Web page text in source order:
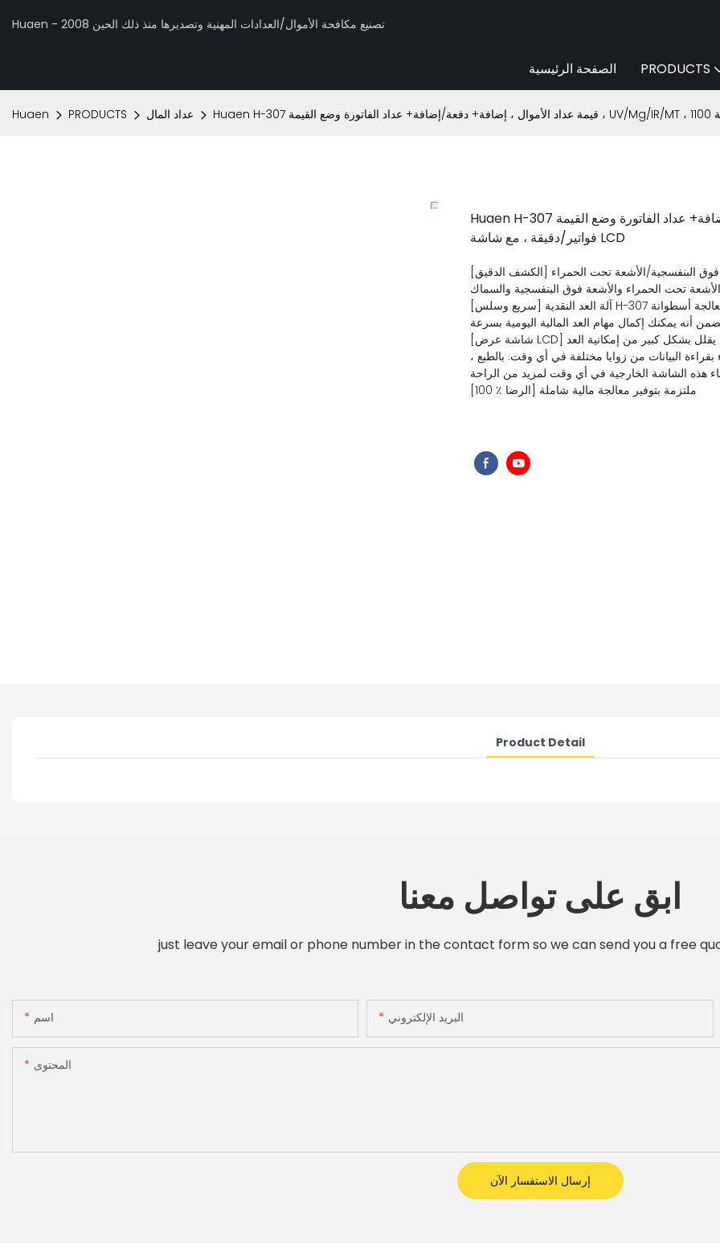
Huaen - تصنيع مكافحة الأموال/العدادات المهنية وتصديرها منذ ذلك الحين 2008
الصفحة الرئيسية PRODUCTS
Huaen PRODUCTS عداد المال
Huaen H-307 قيمة عداد الأموال ، إضافة+ دفعة/إضافة+ عداد الفاتورة وضع القيمة ، UV/Mg/IR/MT ، 1100
فواتير/دقيقة ، مع شاشة LCD
[الكشف الدقيق] يستخدم عداد العملة هذا تقنية الكشف عن الأشعة فوق البنفسجية/الأشعة تحت الحمراء/mg/mt ، والتي
تحت الحمراء والأشعة فوق البنفسجية والسماك
[سريع وسلس] آلة العد النقدية H-307 لديها سرعة عد قدرها 1100 فاتورة في الدقيقة. توفر معالجة أسطوانة Old Panchnote
أنه يمكنك إكمال مهام العد المالية اليومية بسرعة
[شاشة عرض LCD] مزودة بشاشة مدمجة كبيرة ، يمكنها عرض بيانات مختلفة بوضوح ، مما يقلل بشكل كبير من إمكانية العد
البيانات من زوايا مختلفة في أي وقت. بالطبع ،
هذه الشاشة الخارجية في أي وقت لمزيد من الراحة
[100 ٪ الرضا] ملتزمة بتوفير معالجة مالية شاملة
Product Detail
ابق على تواصل معنا
just leave your email or phone number in the contact form so we can send you a free
اسم البريد الإلكتروني
المحتوى
إرسال الاستفسار الآن